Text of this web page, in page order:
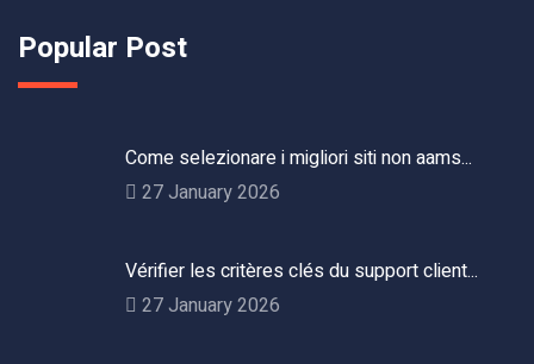
Popular Post
Come selezionare i migliori siti non aams...
27 January 2026
Vérifier les critères clés du support client...
27 January 2026